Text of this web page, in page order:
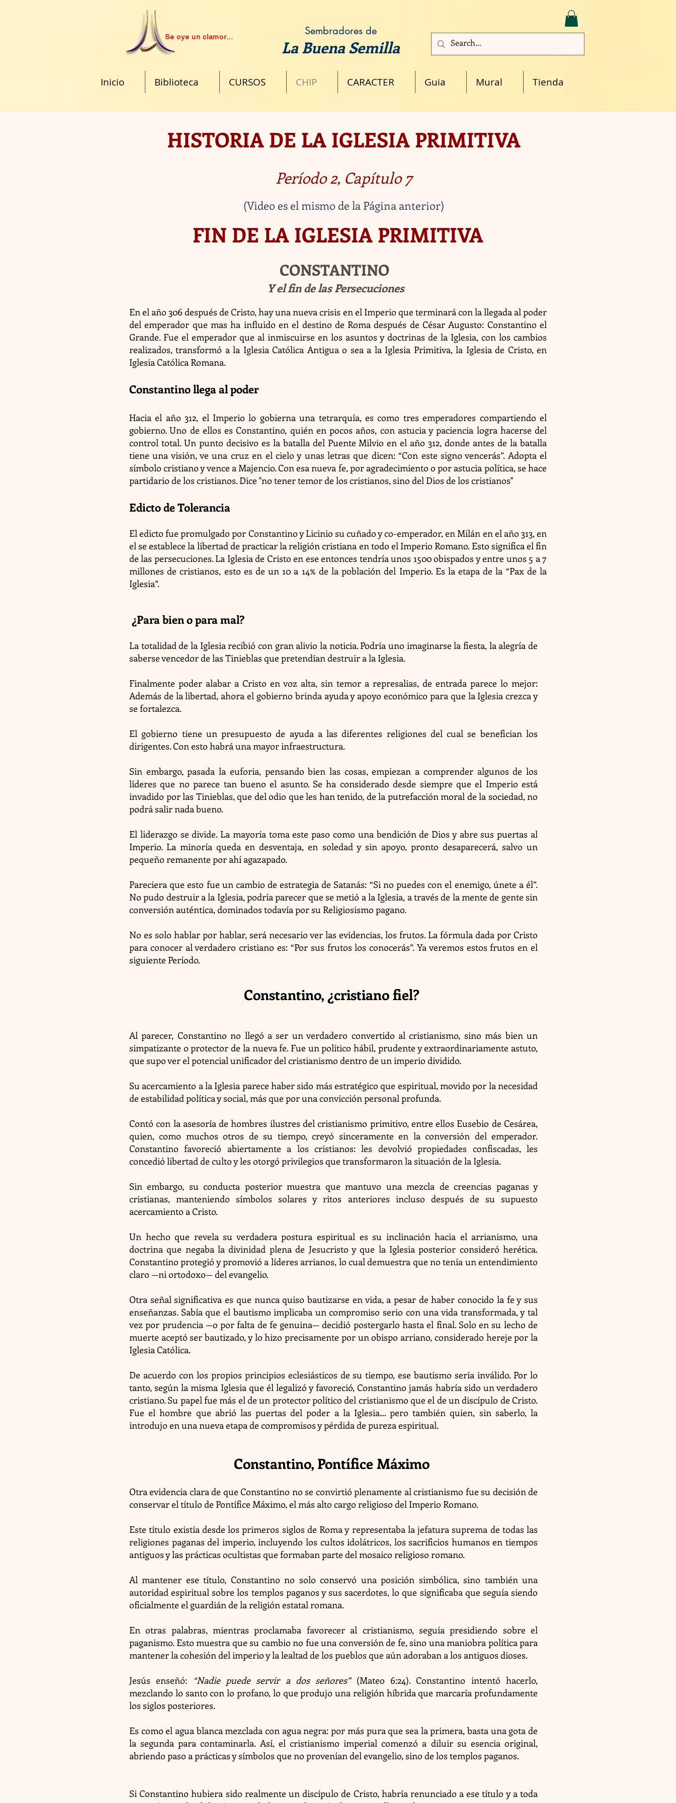
Sembradores de
La Buena Semilla
Se oye un clamor...
Inicio Biblioteca CURSOS CHIP CARACTER Guia Mural Tienda
HISTORIA DE LA IGLESIA PRIMITIVA
Período 2, Capítulo 7
(Video es el mismo de la Página anterior)
FIN DE LA IGLESIA PRIMITIVA
CONSTANTINO
Y el fin de las Persecuciones
En el año 306 después de Cristo, hay una nueva crisis en el Imperio que terminará con la llegada al poder
del emperador que mas ha influido en el destino de Roma después de César Augusto: Constantino el
Grande. Fue el emperador que al inmiscuirse en los asuntos y doctrinas de la Iglesia, con los cambios
realizados, transformó a la Iglesia Católica Antigua o sea a la Iglesia Primitiva, la Iglesia de Cristo, en
Iglesia Católica Romana.
Constantino llega al poder
Hacia el año 312, el Imperio lo gobierna una tetrarquía, es como tres emperadores compartiendo el
gobierno. Uno de ellos es Constantino, quién en pocos años, con astucia y paciencia logra hacerse del
control total. Un punto decisivo es la batalla del Puente Milvio en el año 312, donde antes de la batalla
tiene una visión, ve una cruz en el cielo y unas letras que dicen: “Con este signo vencerás”. Adopta el
símbolo cristiano y vence a Majencio. Con esa nueva fe, por agradecimiento o por astucia política, se hace
partidario de los cristianos. Dice "no tener temor de los cristianos, sino del Dios de los cristianos"
Edicto de Tolerancia
El edicto fue promulgado por Constantino y Licinio su cuñado y co-emperador, en Milán en el año 313, en
el se establece la libertad de practicar la religión cristiana en todo el Imperio Romano. Esto significa el fin
de las persecuciones. La Iglesia de Cristo en ese entonces tendría unos 1500 obispados y entre unos 5 a 7
millones de cristianos, esto es de un 10 a 14% de la población del Imperio. Es la etapa de la “Pax de la
Iglesia”.
¿Para bien o para mal?
La totalidad de la Iglesia recibió con gran alivio la noticia. Podría uno imaginarse la fiesta, la alegría de
saberse vencedor de las Tinieblas que pretendían destruir a la Iglesia.
Finalmente poder alabar a Cristo en voz alta, sin temor a represalias, de entrada parece lo mejor:
Además de la libertad, ahora el gobierno brinda ayuda y apoyo económico para que la Iglesia crezca y
se fortalezca.
El gobierno tiene un presupuesto de ayuda a las diferentes religiones del cual se benefician los
dirigentes. Con esto habrá una mayor infraestructura.
Sin embargo, pasada la euforia, pensando bien las cosas, empiezan a comprender algunos de los
líderes que no parece tan bueno el asunto. Se ha considerado desde siempre que el Imperio está
invadido por las Tinieblas, que del odio que les han tenido, de la putrefacción moral de la sociedad, no
podrá salir nada bueno.
El liderazgo se divide. La mayoría toma este paso como una bendición de Dios y abre sus puertas al
Imperio. La minoría queda en desventaja, en soledad y sin apoyo, pronto desaparecerá, salvo un
pequeño remanente por ahí agazapado.
Pareciera que esto fue un cambio de estrategia de Satanás: “Si no puedes con el enemigo, únete a él”.
No pudo destruir a la Iglesia, podría parecer que se metió a la Iglesia, a través de la mente de gente sin
conversión auténtica, dominados todavía por su Religiosismo pagano.
No es solo hablar por hablar, será necesario ver las evidencias, los frutos. La fórmula dada por Cristo
para conocer al verdadero cristiano es: “Por sus frutos los conocerás”. Ya veremos estos frutos en el
siguiente Período.
Constantino, ¿cristiano fiel?
Al parecer, Constantino no llegó a ser un verdadero convertido al cristianismo, sino más bien un
simpatizante o protector de la nueva fe. Fue un político hábil, prudente y extraordinariamente astuto,
que supo ver el potencial unificador del cristianismo dentro de un imperio dividido.
Su acercamiento a la Iglesia parece haber sido más estratégico que espiritual, movido por la necesidad
de estabilidad política y social, más que por una convicción personal profunda.
Contó con la asesoría de hombres ilustres del cristianismo primitivo, entre ellos Eusebio de Cesárea,
quien, como muchos otros de su tiempo, creyó sinceramente en la conversión del emperador.
Constantino favoreció abiertamente a los cristianos: les devolvió propiedades confiscadas, les
concedió libertad de culto y les otorgó privilegios que transformaron la situación de la Iglesia.
Sin embargo, su conducta posterior muestra que mantuvo una mezcla de creencias paganas y
cristianas, manteniendo símbolos solares y ritos anteriores incluso después de su supuesto
acercamiento a Cristo.
Un hecho que revela su verdadera postura espiritual es su inclinación hacia el arrianismo, una
doctrina que negaba la divinidad plena de Jesucristo y que la Iglesia posterior consideró herética.
Constantino protegió y promovió a líderes arrianos, lo cual demuestra que no tenía un entendimiento
claro —ni ortodoxo— del evangelio.
Otra señal significativa es que nunca quiso bautizarse en vida, a pesar de haber conocido la fe y sus
enseñanzas. Sabía que el bautismo implicaba un compromiso serio con una vida transformada, y tal
vez por prudencia —o por falta de fe genuina— decidió postergarlo hasta el final. Solo en su lecho de
muerte aceptó ser bautizado, y lo hizo precisamente por un obispo arriano, considerado hereje por la
Iglesia Católica.
De acuerdo con los propios principios eclesiásticos de su tiempo, ese bautismo sería inválido. Por lo
tanto, según la misma Iglesia que él legalizó y favoreció, Constantino jamás habría sido un verdadero
cristiano. Su papel fue más el de un protector político del cristianismo que el de un discípulo de Cristo.
Fue el hombre que abrió las puertas del poder a la Iglesia… pero también quien, sin saberlo, la
introdujo en una nueva etapa de compromisos y pérdida de pureza espiritual.
Constantino, Pontífice Máximo
Otra evidencia clara de que Constantino no se convirtió plenamente al cristianismo fue su decisión de
conservar el título de Pontífice Máximo, el más alto cargo religioso del Imperio Romano.
Este título existía desde los primeros siglos de Roma y representaba la jefatura suprema de todas las
religiones paganas del imperio, incluyendo los cultos idolátricos, los sacrificios humanos en tiempos
antiguos y las prácticas ocultistas que formaban parte del mosaico religioso romano.
Al mantener ese título, Constantino no solo conservó una posición simbólica, sino también una
autoridad espiritual sobre los templos paganos y sus sacerdotes, lo que significaba que seguía siendo
oficialmente el guardián de la religión estatal romana.
En otras palabras, mientras proclamaba favorecer al cristianismo, seguía presidiendo sobre el
paganismo. Esto muestra que su cambio no fue una conversión de fe, sino una maniobra política para
mantener la cohesión del imperio y la lealtad de los pueblos que aún adoraban a los antiguos dioses.
Jesús enseñó: “Nadie puede servir a dos señores”(Mateo 6:24). Constantino intentó hacerlo,
mezclando lo santo con lo profano, lo que produjo una religión híbrida que marcaría profundamente
los siglos posteriores.
Es como el agua blanca mezclada con agua negra: por más pura que sea la primera, basta una gota de
la segunda para contaminarla. Así, el cristianismo imperial comenzó a diluir su esencia original,
abriendo paso a prácticas y símbolos que no provenían del evangelio, sino de los templos paganos.
Si Constantino hubiera sido realmente un discípulo de Cristo, habría renunciado a ese título y a toda